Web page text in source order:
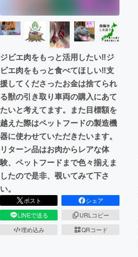
ジビエ肉をもっと活用したい‼ジ
ビエ肉をもっと食べてほしい‼支
援してくださったお金は捨てられ
る獣の引き取り車両の購入にあて
たいと考えてます。また目標額を
越えた際はペットフードの製造機
器に使わせていただきたいます。
リターン品はお肉からレアな体
験、ペットフードまで色々揃えま
したので是非、覗いてみて下さ
い。
ポスト
シェア
LINEで送る
URLコピー
埋め込み
QRコード